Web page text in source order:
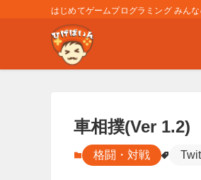
はじめてゲームプログラミング みん
車相撲(Ver 1.2)
格闘・対戦